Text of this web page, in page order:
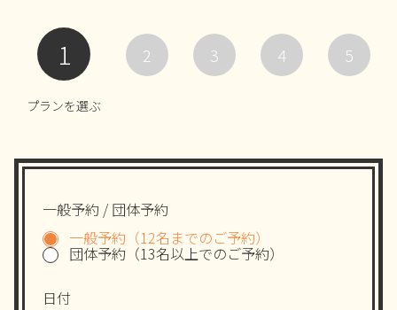
1
プランを選ぶ
2 3 4 5
一般予約 / 団体予約
一般予約（12名までのご予約）
団体予約（13名以上でのご予約）
日付